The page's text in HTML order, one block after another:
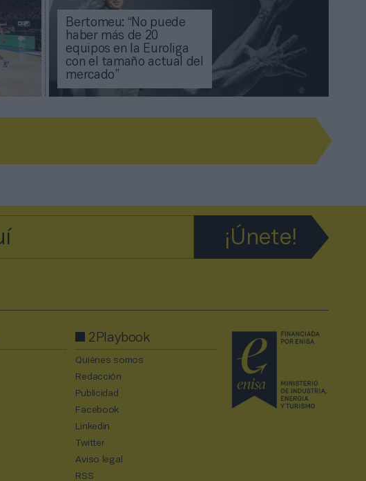
Bertomeu: “No puede
haber más de 20
equipos en la Euroliga
con el tamaño actual del
mercado”
2Playbook
Quiénes somos
Redacción
Publicidad
Facebook
Linkedin
Twitter
Aviso legal
RSS